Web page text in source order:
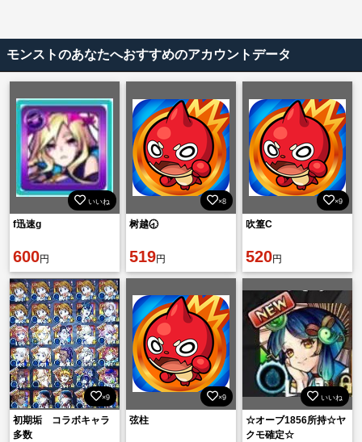
モンストのあなたへおすすめのアカウントデータ
いいね
f迅速g
600円
×8
树越🕣
519円
×9
吹篁C
520円
×9
初期垢 コラボキャラ
多数
×9
弦柱
いいね
☆オーブ1856所持☆ヤ
クモ確定☆